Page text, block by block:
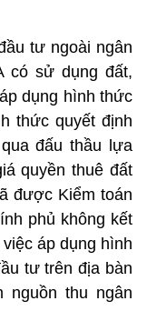
tư ngoài ngân
có sử dụng đất,
dụng hình thức
thức quyết định
đấu thầu lựa
quyền thuê đất
được Kiểm toán
phủ không kết
áp dụng hình
tư trên địa bàn
nguồn thu ngân